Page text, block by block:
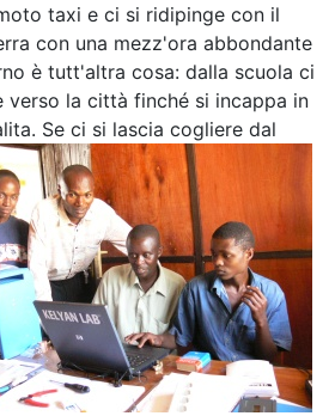
taxi e ci si ridipinge con il
con una mezz'ora abbondante
è tutt'altra cosa: dalla scuola ci
verso la città finché si incappa in
Se ci si lascia cogliere dal